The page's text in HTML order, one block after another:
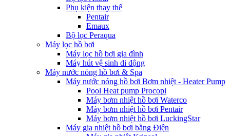
Phụ kiện thay thế
Pentair
Emaux
Bộ lọc Peraqua
Máy lọc hồ bơi
Máy lọc hồ bơi gia đình
Máy hút vệ sinh di động
Máy nước nóng hồ bơi & Spa
Máy nước nóng hồ bơi Bơm nhiệt - Heater Pump
Pool Heat pump Procopi
Máy bơm nhiệt hồ bơi Waterco
Máy bơm nhiệt hồ bơi Pentair
Máy bơm nhiệt hồ bơi LuckingStar
Máy gia nhiệt hồ bơi bằng Điện